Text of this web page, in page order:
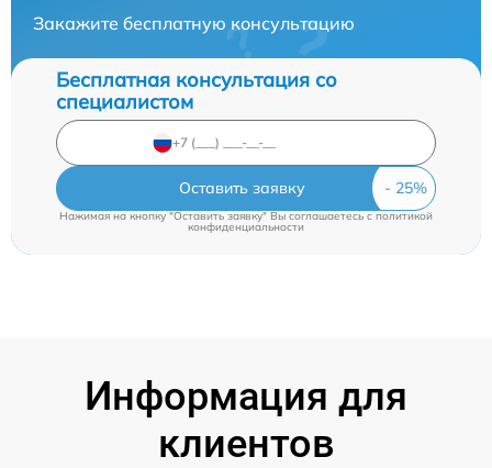
Закажите бесплатную консультацию
Бесплатная консультация со
специалистом
Оставить заявку
Нажимая на кнопку "Оставить заявку" Вы соглашаетесь cполитикой
конфиденциальности
Информация для
клиентов